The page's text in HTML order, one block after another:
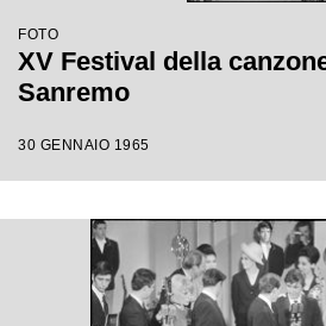
FOTO
XV Festival della
Sanremo
30 GENNAIO 1965